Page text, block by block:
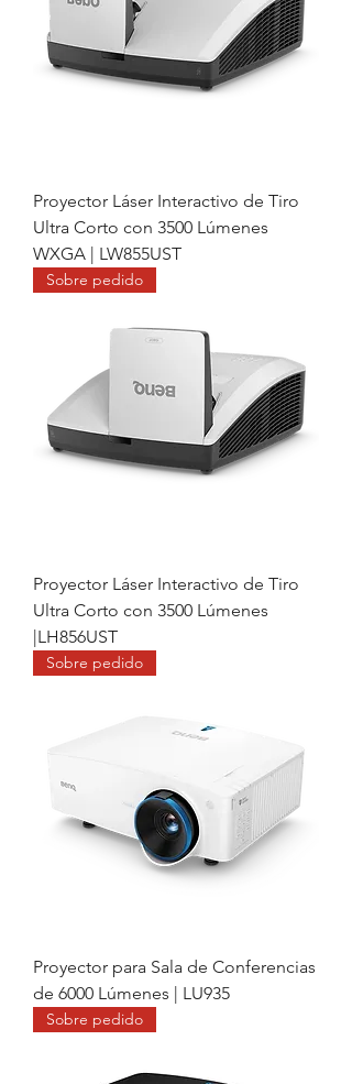
Proyector Láser Interactivo de Tiro
Ultra Corto con 3500 Lúmenes
WXGA | LW855UST
Sobre pedido
Proyector Láser Interactivo de Tiro
Ultra Corto con 3500 Lúmenes
|LH856UST
Sobre pedido
Proyector para Sala de Conferencias
de 6000 Lúmenes | LU935
Sobre pedido